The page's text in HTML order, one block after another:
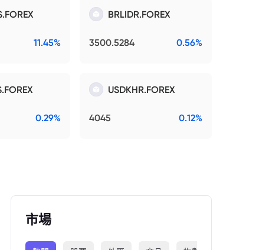
11.45%
BRLIDR.FOREX
3500.5284 0.56%
0.29%
USDKHR.FOREX
4045 0.12%
市場